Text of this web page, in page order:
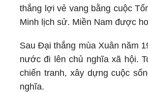
thắng lợi vẻ vang bằng cuộc
Minh lịch sử. Miền Nam được
Sau Đại thắng mùa Xuân năm
nước đi lên chủ nghĩa xã hội.
chiến tranh, xây dựng cuộc
nghĩa.